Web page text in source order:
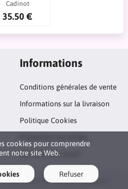
Cadinot
35.50 €
cookies pour comprendre
notre site Web.
Refuser
Informations
Conditions générales de vente
Informations sur la livraison
Politique Cookies
Qui sommes nous?
rights reserved · Powered by LiteCart®